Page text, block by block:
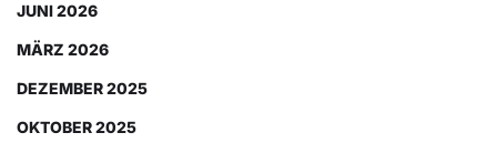
JUNI 2026
MÄRZ 2026
DEZEMBER 2025
OKTOBER 2025